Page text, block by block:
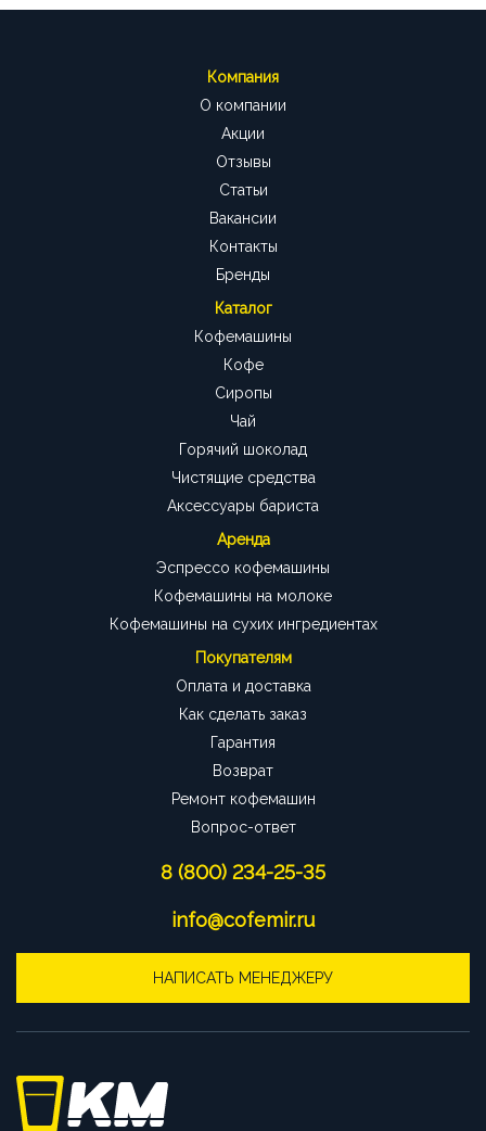
Компания
О компании
Акции
Отзывы
Статьи
Вакансии
Контакты
Бренды
Каталог
Кофемашины
Кофе
Сиропы
Чай
Горячий шоколад
Чистящие средства
Аксессуары бариста
Аренда
Эспрессо кофемашины
Кофемашины на молоке
Кофемашины на сухих ингредиентах
Покупателям
Оплата и доставка
Как сделать заказ
Гарантия
Возврат
Ремонт кофемашин
Вопрос-ответ
8 (800) 234-25-35
info@cofemir.ru
НАПИСАТЬ МЕНЕДЖЕРУ